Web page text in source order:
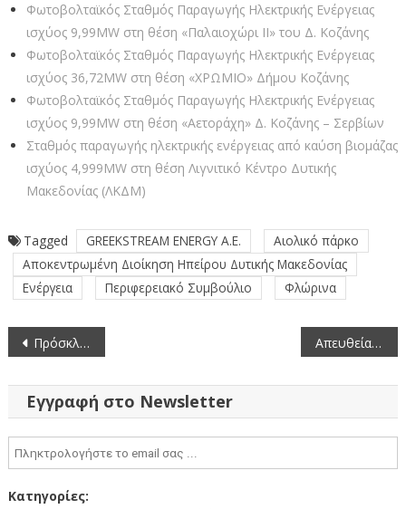
Φωτοβολταϊκός Σταθμός Παραγωγής Ηλεκτρικής Ενέργειας
ισχύος 9,99MW στη θέση «Παλαιοχώρι ΙΙ» του Δ. Κοζάνης
Φωτοβολταϊκός Σταθμός Παραγωγής Ηλεκτρικής Ενέργειας
ισχύος 36,72MW στη θέση «ΧΡΩΜΙΟ» Δήμου Κοζάνης
Φωτοβολταϊκός Σταθμός Παραγωγής Ηλεκτρικής Ενέργειας
ισχύος 9,99MW στη θέση «Αετοράχη» Δ. Κοζάνης – Σερβίων
Σταθμός παραγωγής ηλεκτρικής ενέργειας από καύση βιομάζας
ισχύος 4,999MW στη θέση Λιγνιτικό Κέντρο Δυτικής
Μακεδονίας (ΛΚΔΜ)
Tagged GREEKSTREAM ENERGY Α.Ε.
Αιολικό πάρκο
Αποκεντρωμένη Διοίκηση Ηπείρου Δυτικής Μακεδονίας
Ενέργεια
Περιφερειακό Συμβούλιο Φλώρινα
Πλοήγηση
άρθρων
Πρόσκληση στην 6η συνεδρίαση της Επιτροπής Περιβάλλοντος της Περιφέρειας Δυτικής Μακεδονίας (14-12-2023) Απευθείας μετάδοση της συνεδρίασης της Οικονομικής Επιτροπής της Περιφέρειας Δυτικής Μακεδονίας (12-12-2023)
Εγγραφή στο Newsletter
Κατηγορίες: